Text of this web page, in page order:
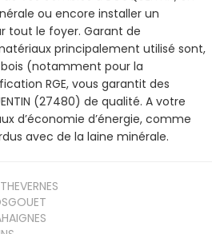
ou encore installer un
tout le foyer. Garant de
principalement utilisé sont,
(notamment pour la
RGE, vous garantit des
(27480) de qualité. A votre
d’économie d’énergie, comme
avec de la laine minérale.